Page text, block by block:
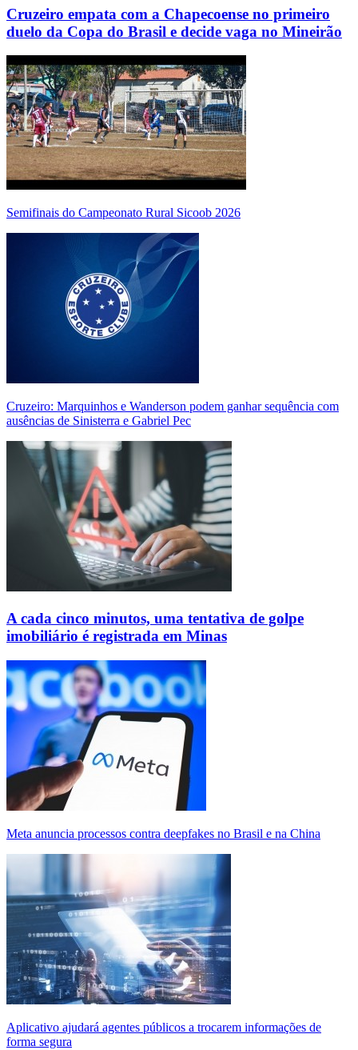
Cruzeiro empata com a Chapecoense no primeiro
duelo da Copa do Brasil e decide vaga no Mineirão
Semifinais do Campeonato Rural Sicoob 2026
Cruzeiro: Marquinhos e Wanderson podem ganhar sequência com
ausências de Sinisterra e Gabriel Pec
A cada cinco minutos, uma tentativa de golpe
imobiliário é registrada em Minas
Meta anuncia processos contra deepfakes no Brasil e na China
Aplicativo ajudará agentes públicos a trocarem informações de
forma segura